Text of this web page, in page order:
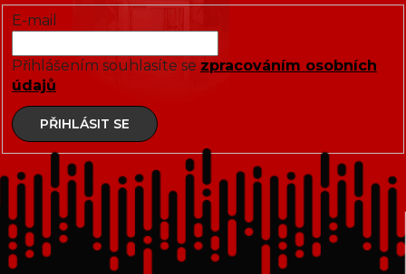
E-mail
Přihlášením souhlasíte se zpracováním osobních
údajů
PŘIHLÁSIT SE